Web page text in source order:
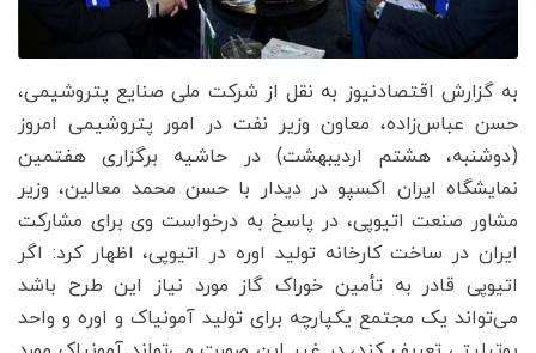
به گزارش اقتصادنیوز به نقل از شرکت ملی صنایع پتروشیمی،
حسن عباس‌زاده، معاون وزیر نفت در امور پتروشیمی امروز
(دوشنبه، هشتم اردیبهشت) در حاشیه برگزاری هفتمین
نمایشگاه ایران اکسپو در دیدار با حسن محمد معالین، وزیر
مشاور صنعت اتیوپی، در پاسخ به درخواست وی برای مشارکت
ایران در ساخت کارخانه تولید اوره در اتیوپی، اظهار کرد: اگر
اتیوپی قادر به تأمین خوراک گاز مورد نیاز این طرح باشد
می‌تواند یک مجتمع یکپارچه برای تولید آمونیاک و اوره و واحد